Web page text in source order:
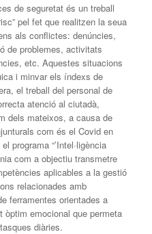
de seguretat és un treball
pel fet que realitzen la seua
als conflictes: denúncies,
de problemes, activitats
etc. Aquestes situacions
i minvar els índexs de
el treball del personal de
atenció al ciutadà,
dels mateixos, a causa de
com és el Covid en
programa “’Intel·ligència
com a objectiu transmetre
aplicables a la gestió
relacionades amb
ferramentes orientades a
òptim emocional que permeta
diàries.